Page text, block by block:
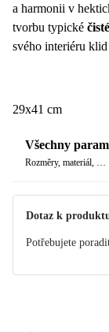
a harmonii v
tvorbu typické
svého interiéru
29x41 cm
Všechny
Rozměry, materiál, …
Dotaz k
Potřebujete